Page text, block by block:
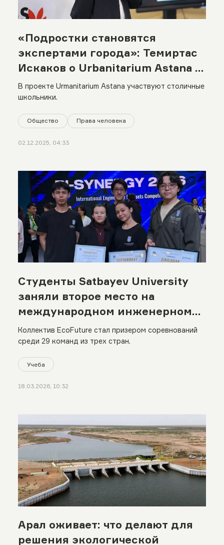
«Подростки становятся
экспертами города»: Темиртас
Искаков о Urbanitarium Astana и
будущем мегаполиса
В проекте Urmanitarium Astana участвуют столичные
школьники.
Общество Права человека
02.12.2025, 04:33
Студенты Satbayev University
заняли второе место на
международном инженерном
конкурсе Pi-Synergy 2026
Коллектив EcoFuture стал призером соревнований
среди 29 команд из трех стран.
Учеба
18.03.2026, 10:32
Арал оживает: что делают для
решения экологической